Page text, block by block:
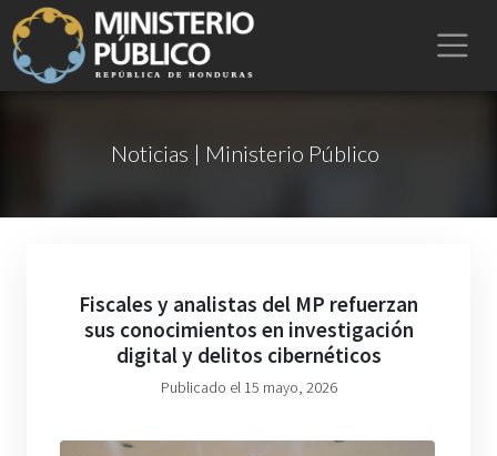
Noticias | Ministerio Público
Fiscales y analistas del MP refuerzan
sus conocimientos en investigación
digital y delitos cibernéticos
Publicado el 15 mayo, 2026